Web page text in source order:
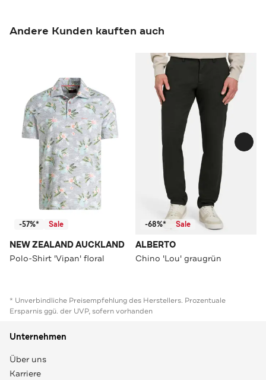
Andere Kunden kauften auch
-57%* Sale
NEW ZEALAND AUCKLAND
Polo-Shirt 'Vipan' floral
-68%* Sale
ALBERTO
Chino 'Lou' graugrün
* Unverbindliche Preisempfehlung des Herstellers. Prozentuale
Ersparnis ggü. der UVP, sofern vorhanden
Unternehmen
Über uns
Karriere